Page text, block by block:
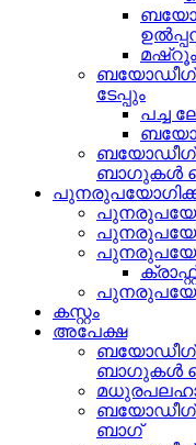
മഷ്റൂം
ടേപ്പും
പച്ച
ബാഗുകൾ
കസ്റ്റം
അപേക്ഷ
ബാഗുകൾ
ബാഗ്